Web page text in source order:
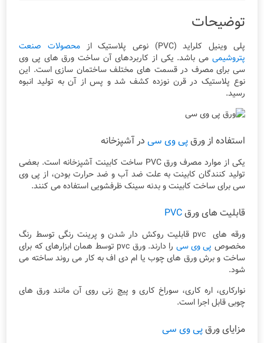
توضیحات
پلی وینیل کلراید (PVC) نوعی پلاستیک از
محصولات صنعت
پتروشیمی می باشد. یکی از کاربردهای آن ساخت ورق های پی وی
سی برای مصرف در قسمت های مختلف ساختمان سازی است. این
نوع پلاستیک در قرن نوزده کشف شد و پس از آن به تولید انبوه
رسید.
استفاده از ورقپی وی سی در آشپزخانه
یکی از موارد مصرف ورق PVC ساخت کابینت آشپزخانه است. بعضی
تولید کنندگان کابینت به علت ضد آب و ضد حرارت بودن، از پی وی
سی برای ساخت کابینت و بدنه سینک ظرفشویی استفاده می کنند.
قابلیت های ورقPVC
ورقه های pvc قابلیت روکش دار شدن و پرینت رنگی توسط رنگ
مخصوص پی وی سی
را دارند. ورق pvc توسط همان ابزارهای که برای
ساخت و برش ورق های چوب یا ام دی اف به کار می روند ساخته می
شود.
نوارکاری، اره کاری، سوراخ کاری و پیچ زنی روی آن مانند ورق های
چوبی قابل اجرا است.
مزایای ورقپی وی سی